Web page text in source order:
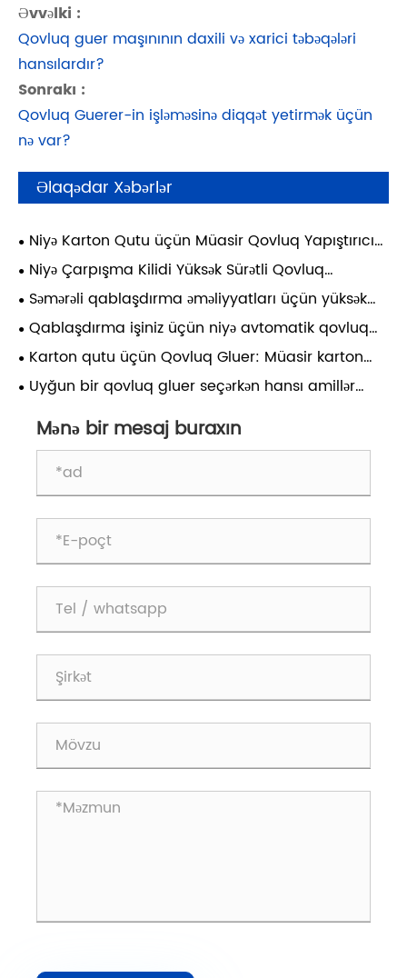
Əvvəlki :
Qovluq guer maşınının daxili və xarici təbəqələri
hansılardır?
Sonrakı :
Qovluq Guerer-in işləməsinə diqqət yetirmək üçün
nə var?
Əlaqədar Xəbərlər
Niyə Karton Qutu üçün Müasir Qovluq Yapıştırıcı
Qablaşdırma Effektivliyini yenidən müəyyənləşdirir?
Niyə Çarpışma Kilidi Yüksək Sürətli Qovluq
Yapıştırıcı Müasir Qablaşdırma İstehsalı üçün
Vacibdir?
Səmərəli qablaşdırma əməliyyatları üçün yüksək
sürətli qovluq yapışqanları nədir?
Qablaşdırma işiniz üçün niyə avtomatik qovluq
gluer seçməlisiniz?
Karton qutu üçün Qovluq Gluer: Müasir karton
qablaşdırma üçün əsas avadanlıq
Uyğun bir qovluq gluer seçərkən hansı amillər
Mənə bir mesaj buraxın